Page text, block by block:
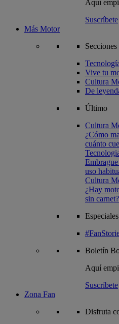
Aquí
Suscríbete
Más Motor
Secciones
Vive tu
Cultura
De
Último
Cultura
¿Cómo
cuánto
uso
Cultura
¿Hay
sin carnet?
Especiales
Boletín
Aquí
Suscríbete
Zona Fan
Disfruta